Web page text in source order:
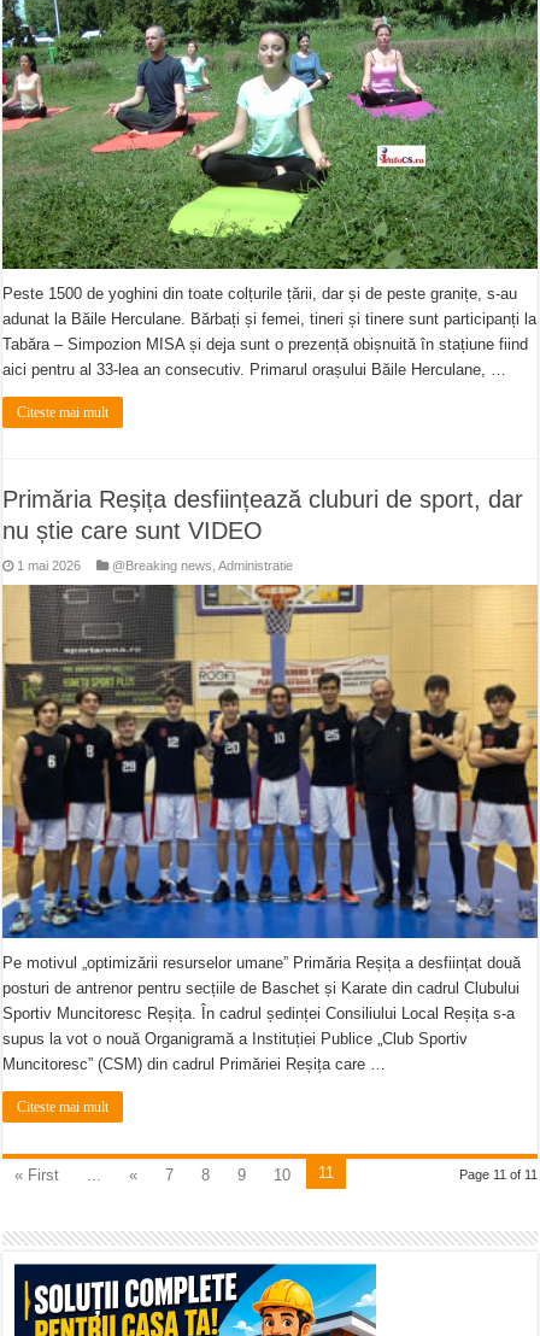
Peste 1500 de yoghini din toate colțurile țării, dar și de peste granițe, s-au
adunat la Băile Herculane. Bărbați și femei, tineri și tinere sunt participanți la
Tabăra – Simpozion MISA și deja sunt o prezență obișnuită în stațiune fiind
aici pentru al 33-lea an consecutiv. Primarul orașului Băile Herculane, …
Citeste mai mult
Primăria Reșița desființează cluburi de sport, dar
nu știe care sunt VIDEO
1 mai 2026 @Breaking news ,Administratie
Pe motivul „optimizării resurselor umane” Primăria Reșița a desființat două
posturi de antrenor pentru secțiile de Baschet și Karate din cadrul Clubului
Sportiv Muncitoresc Reșița. În cadrul ședinței Consiliului Local Reșița s-a
supus la vot o nouă Organigramă a Instituției Publice „Club Sportiv
Muncitoresc” (CSM) din cadrul Primăriei Reșița care …
Citeste mai mult
Page 11 of 11
« First ... « 7 8 9 10 11